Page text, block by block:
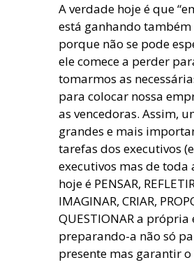
A verdade hoje é que
está ganhando também
porque não se pode
ele comece a perder
tomarmos as
para colocar nossa
as vencedoras. Assim,
grandes e mais
tarefas dos executivos
executivos mas de toda
hoje é PENSAR,
IMAGINAR, CRIAR,
QUESTIONAR a própria
preparando-a não só
presente mas garantir